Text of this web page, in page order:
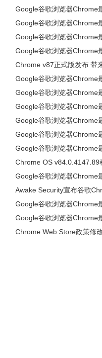
Google谷歌浏览器Chrome
Google谷歌浏览器Chrome
Google谷歌浏览器Chrome
Google谷歌浏览器Chrome
Chrome v87正式版发布 带
Google谷歌浏览器Chrome
Google谷歌浏览器Chrome
Google谷歌浏览器Chrome
Google谷歌浏览器Chrome
Google谷歌浏览器Chrome
Google谷歌浏览器Chrome
Chrome OS v84.0.4147.89
Google谷歌浏览器Chrome
Awake Security宣布谷歌
Google谷歌浏览器Chrome
Google谷歌浏览器Chrome
Chrome Web Store政策修